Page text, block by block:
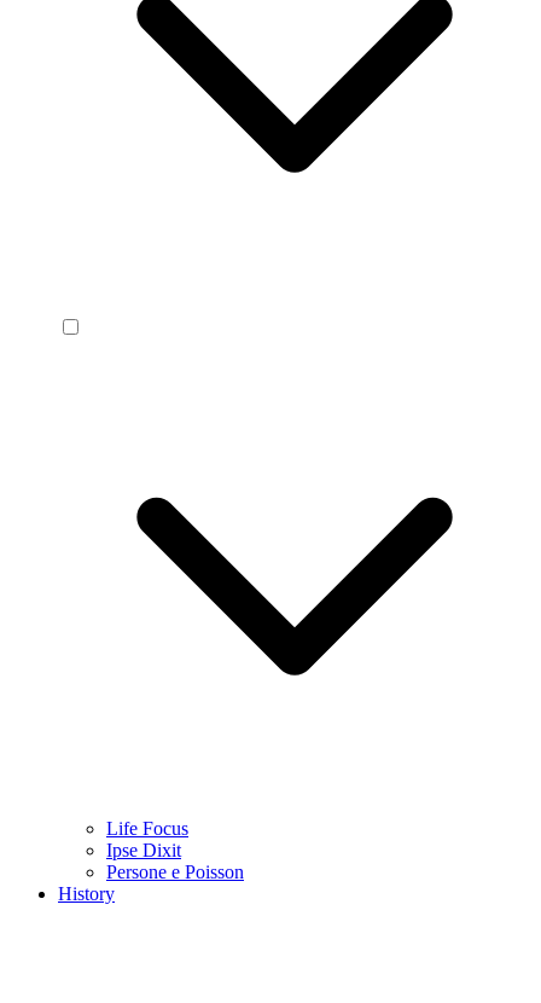
Life Focus
Ipse Dixit
Persone e Poisson
History